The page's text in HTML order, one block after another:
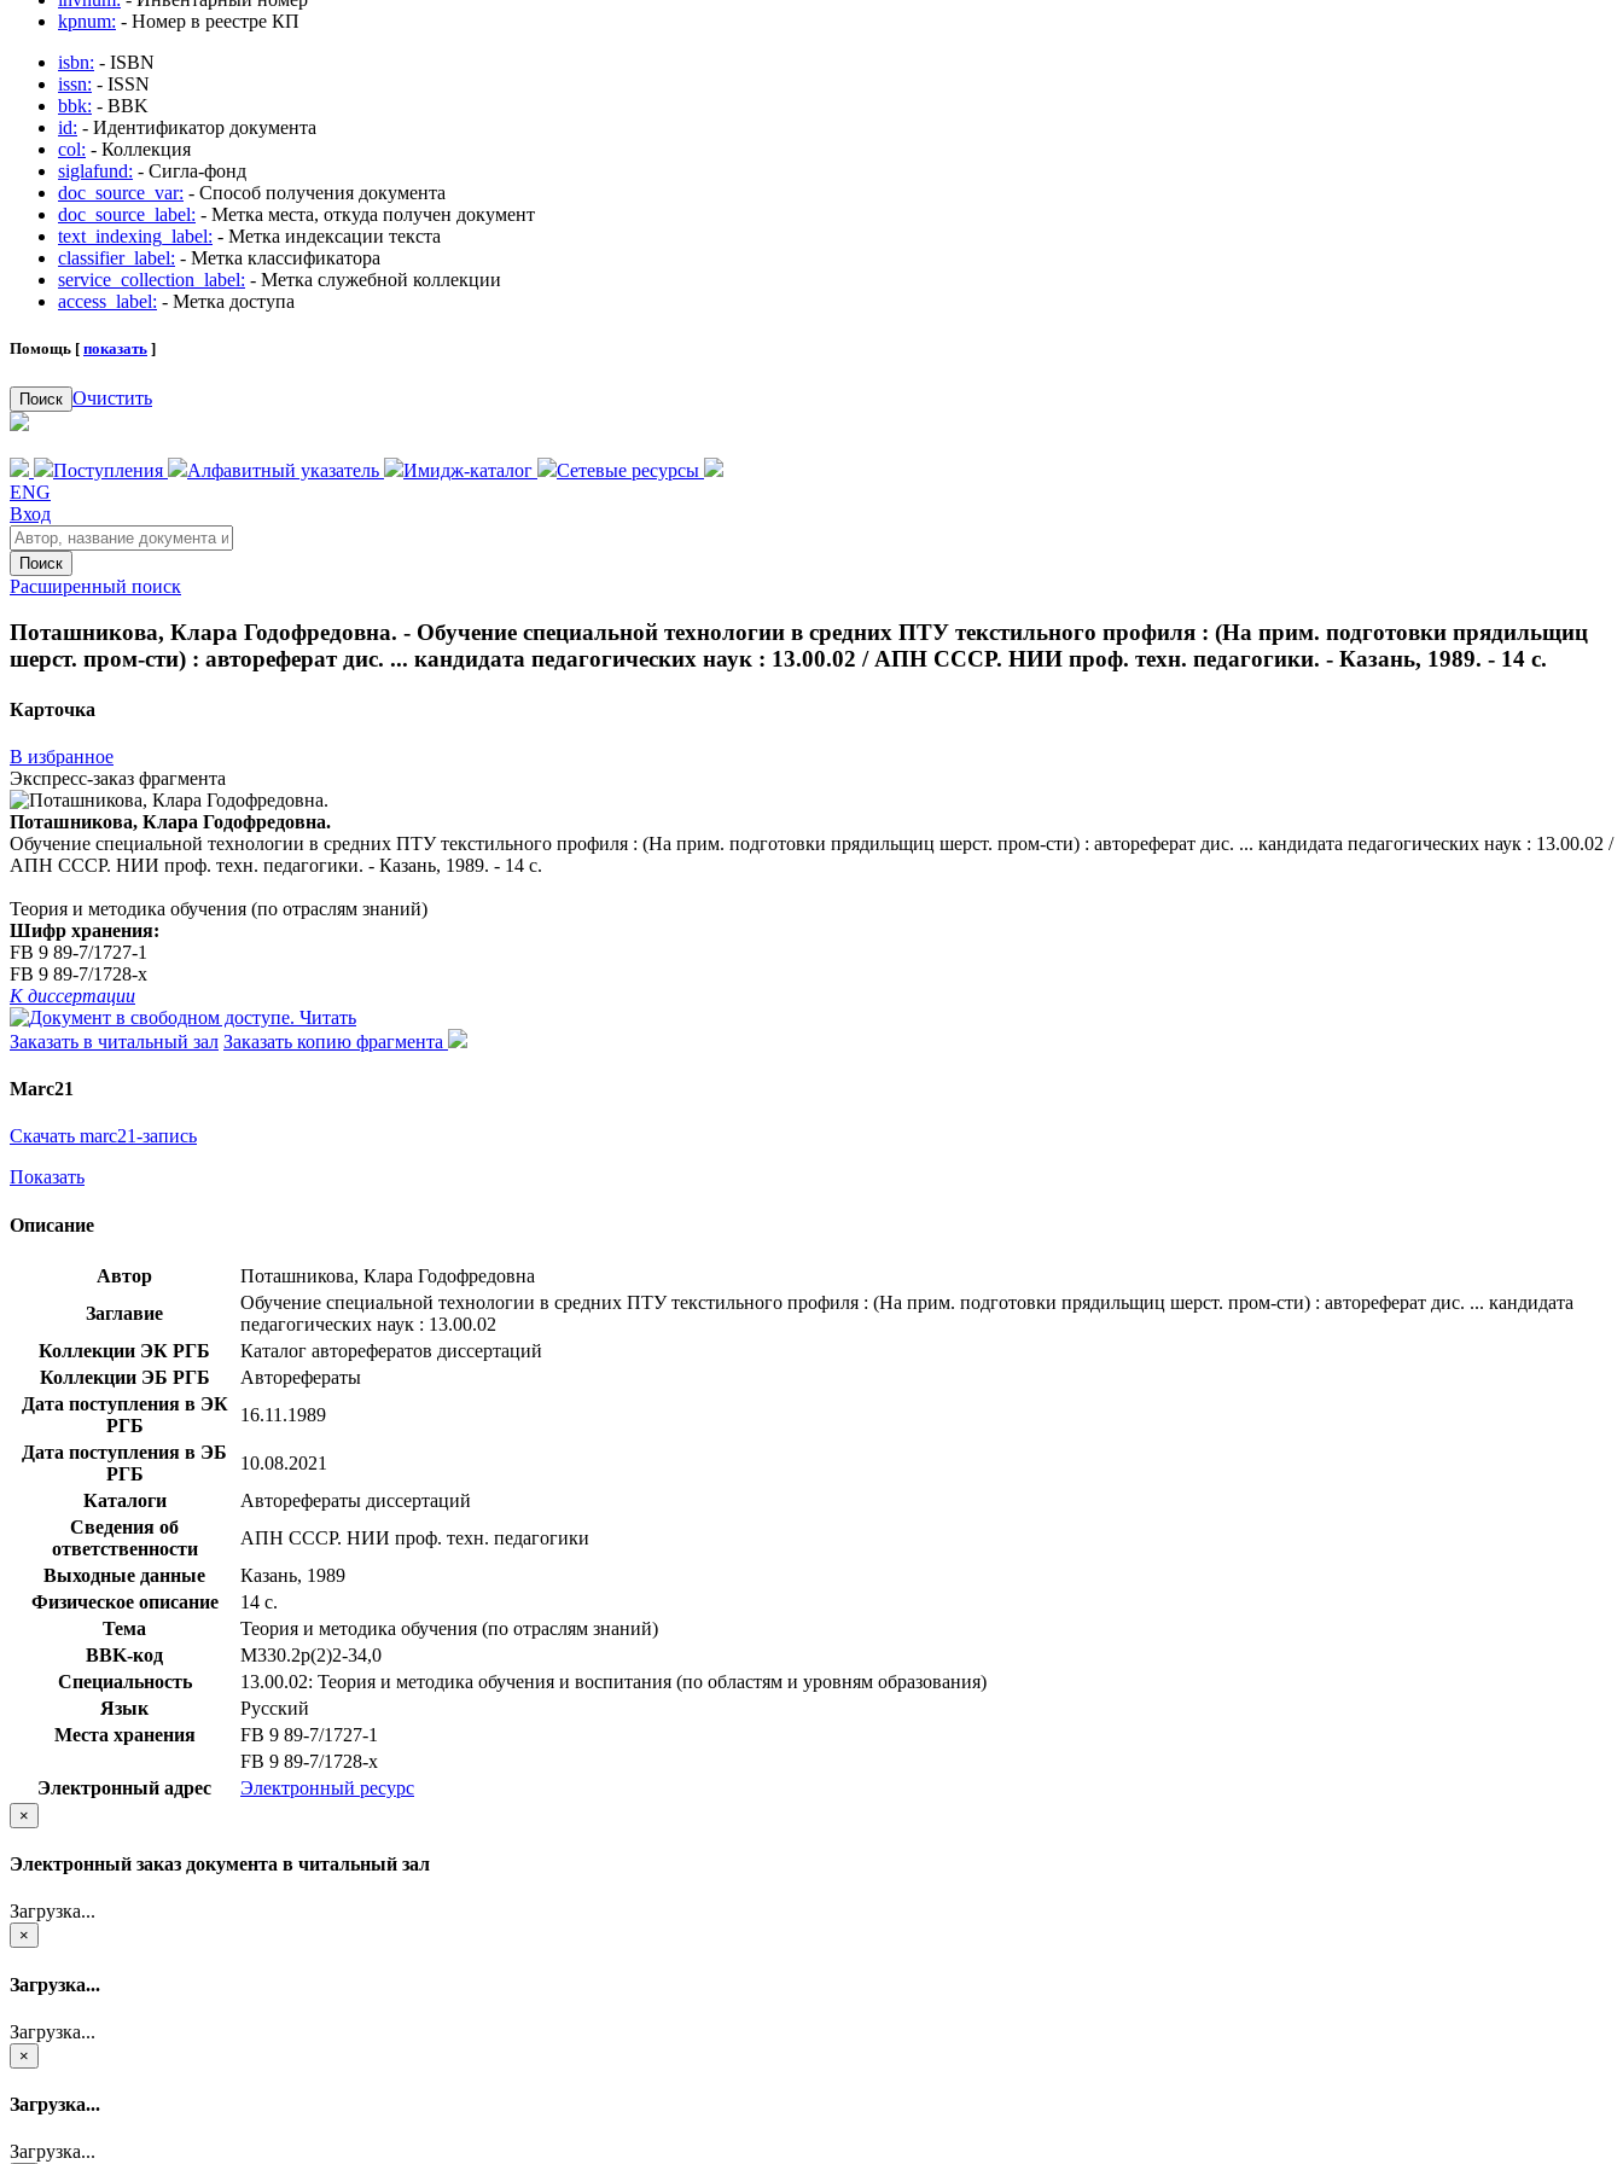
kpnum: - Номер в реестре КП
isbn: - ISBN
issn: - ISSN
bbk: - BBK
id: - Идентификатор документа
col: - Коллекция
siglafund: - Сигла-фонд
doc_source_var: - Способ получения документа
doc_source_label: - Метка места, откуда получен документ
text_indexing_label: - Метка индексации текста
classifier_label: - Метка классификатора
service_collection_label: - Метка служебной коллекции
access_label: - Метка доступа
Помощь [ показать ]
Поиск Очистить
Поступления Алфавитный указатель Имидж-каталог
Сетевые ресурсы
ENG
Вход
Поиск
Расширенный поиск
Поташникова, Клара Годофредовна. - Обучение специальной технологии в средних ПТУ текстильного профиля : (На прим. подготовки прядильщиц
шерст. пром-сти) : автореферат дис. ... кандидата педагогических наук : 13.00.02 / АПН СССР. НИИ проф. техн. педагогики. - Казань, 1989. - 14 с.
Карточка
В избранное
Экспресс-заказ фрагмента
Поташникова, Клара Годофредовна.
Обучение специальной технологии в средних ПТУ текстильного профиля : (На прим. подготовки прядильщиц шерст. пром-сти) : автореферат дис. ... кандидата педагогических наук : 13.00.02 /
АПН СССР. НИИ проф. техн. педагогики. - Казань, 1989. - 14 с.
Теория и методика обучения (по отраслям знаний)
Шифр хранения:
FB 9 89-7/1727-1
FB 9 89-7/1728-x
К диссертации
Читать
Заказать в читальный зал Заказать копию фрагмента
Marc21
Скачать marc21-запись
Показать
Описание
Автор
Поташникова, Клара Годофредовна
Заглавие
Обучение специальной технологии в средних ПТУ текстильного профиля : (На прим. подготовки прядильщиц шерст. пром-сти) : автореферат дис. ... кандидата
педагогических наук : 13.00.02
Коллекции ЭК РГБ
Каталог авторефератов диссертаций
Коллекции ЭБ РГБ
Авторефераты
Дата поступления в ЭК
РГБ
16.11.1989
Дата поступления в ЭБ
РГБ
10.08.2021
Каталоги
Авторефераты диссертаций
Сведения об
ответственности
АПН СССР. НИИ проф. техн. педагогики
Выходные данные
Казань, 1989
Физическое описание
14 с.
Тема
Теория и методика обучения (по отраслям знаний)
BBK-код
М330.2р(2)2-34,0
Специальность
13.00.02: Теория и методика обучения и воспитания (по областям и уровням образования)
Язык
Русский
Места хранения
FB 9 89-7/1727-1
FB 9 89-7/1728-x
Электронный адрес
Электронный ресурс
×
Электронный заказ документа в читальный зал
Загрузка...
×
Загрузка...
Загрузка...
×
Загрузка...
Загрузка...